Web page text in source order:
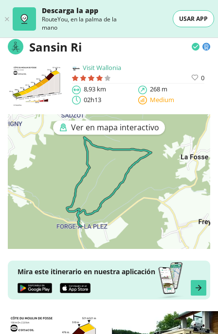
Descarga la app
RouteYou, en la palma de la
mano
USAR APP
Sansin Ri
Visit Wallonia
0
8,93 km
268 m
02h13
Medium
Ver en mapa interactivo
Mira este itinerario en nuestra aplicación